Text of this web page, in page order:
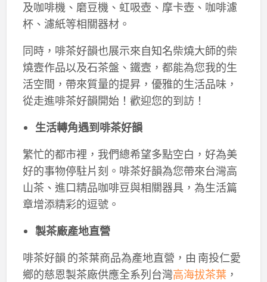
及咖啡機、磨豆機、虹吸壺、摩卡壺、咖啡濾
杯、濾紙等相關器材。
同時，啡茶好韻也展示來自知名柴燒大師的柴
燒壼作品以及石茶盤、鐵壼，都能為您我的生
活空間，帶來質量的提昇，優雅的生活品味，
從走進啡茶好韻開始！歡迎您的到訪！
生活轉角遇到啡茶好韻
繁忙的都市裡，我們總希望多點空白，好為美
好的事物停駐片刻。啡茶好韻為您帶來台灣高
山茶、進口精品咖啡豆與相關器具，為生活篇
章增添精彩的逗號。
製茶廠產地直營
啡茶好韻 的茶葉商品為產地直營，由 南投仁愛
鄉的慈恩製茶廠供應全系列台灣高海拔茶葉，